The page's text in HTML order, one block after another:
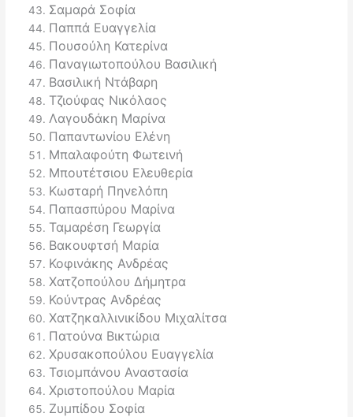
Σαμαρά Σοφία
Παππά Ευαγγελία
Πουσούλη Κατερίνα
Παναγιωτοπούλου Βασιλική
Βασιλική Ντάβαρη
Τζιούφας Νικόλαος
Λαγουδάκη Μαρίνα
Παπαντωνίου Ελένη
Μπαλαφούτη Φωτεινή
Μπουτέτσιου Ελευθερία
Κωσταρή Πηνελόπη
Παπασπύρου Μαρίνα
Ταμαρέση Γεωργία
Βακουφτσή Μαρία
Κοφινάκης Ανδρέας
Χατζοπούλου Δήμητρα
Κούντρας Ανδρέας
Χατζηκαλλινικίδου Μιχαλίτσα
Πατούνα Βικτώρια
Χρυσακοπούλου Ευαγγελία
Τσιομπάνου Αναστασία
Χριστοπούλου Μαρία
Ζυμπίδου Σοφία